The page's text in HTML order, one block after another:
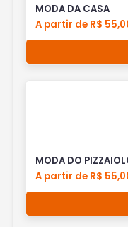
MODA DA CASA
A partir de R$
MODA DO
A partir de R$